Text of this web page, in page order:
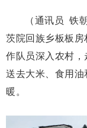
（通讯员 铁
茨院回族乡板板房
作队员深入农村
送去大米、食用
暖。